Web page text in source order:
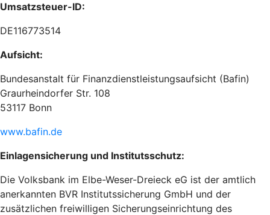
Umsatzsteuer-ID:
DE116773514
Aufsicht:
Bundesanstalt für Finanzdienstleistungsaufsicht (Bafin)
Graurheindorfer Str. 108
53117 Bonn
www.bafin.de
Einlagensicherung und Institutsschutz:
Die Volksbank im Elbe-Weser-Dreieck eG ist der amtlich
anerkannten BVR Institutssicherung GmbH und der
zusätzlichen freiwilligen Sicherungseinrichtung des